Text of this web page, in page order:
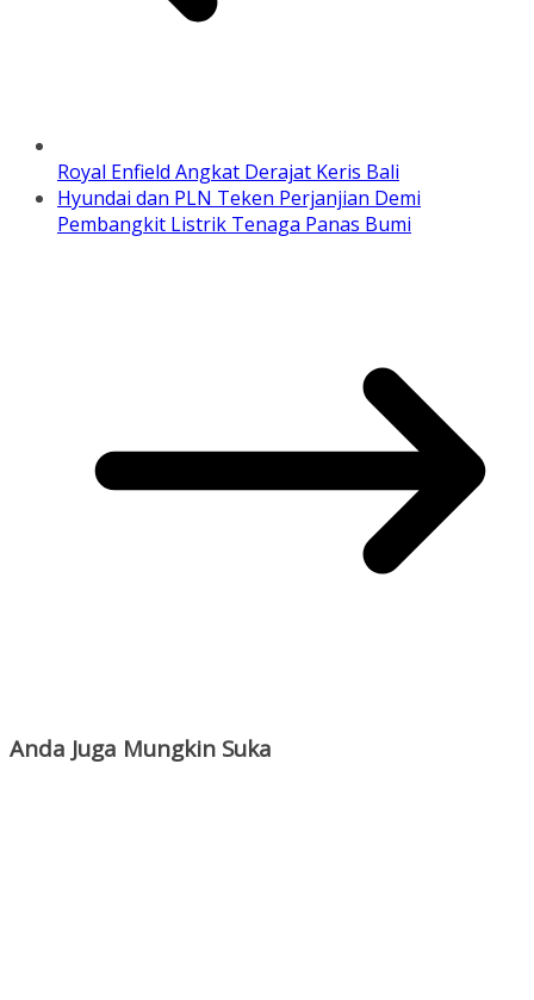
Royal Enfield Angkat Derajat Keris Bali
Hyundai dan PLN Teken Perjanjian Demi
Pembangkit Listrik Tenaga Panas Bumi
Anda Juga Mungkin Suka